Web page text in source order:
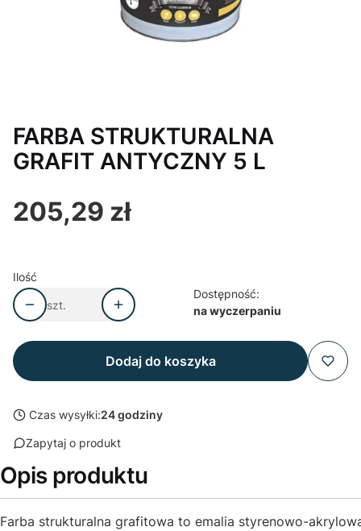
FARBA STRUKTURALNA
GRAFIT ANTYCZNY 5 L
Cena
205,29 zł
Ilość
szt.
Dostępność:
na wyczerpaniu
Dodaj do koszyka
Czas wysyłki:24 godziny
Zapytaj o produkt
Opis produktu
Farba strukturalna grafitowa to emalia styrenowo-